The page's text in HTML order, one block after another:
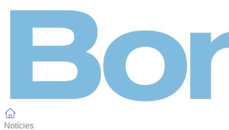
Notícies